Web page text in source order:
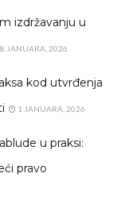
izdržavanju u
JANUARA, 2026
kod utvrđenja
1 JANUARA, 2026
u praksi:
pravo